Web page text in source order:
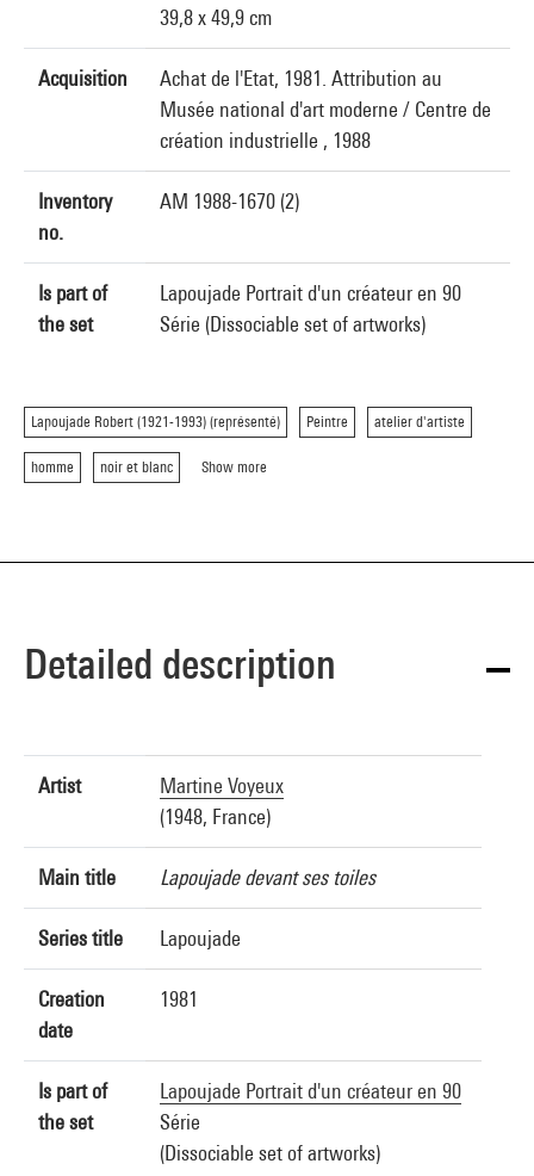
39,8 x 49,9 cm
Acquisition
Achat de l'Etat, 1981. Attribution au
Musée national d'art moderne / Centre de
création industrielle , 1988
Inventory
no.
AM 1988-1670 (2)
Is part of
the set
Lapoujade Portrait d'un créateur en 90
Série (Dissociable set of artworks)
Lapoujade Robert (1921-1993) (représenté) Peintre atelier d'artiste
homme noir et blanc Show more
Detailed description
Artist
Martine Voyeux
(1948, France)
Main title Lapoujade devant ses toiles
Series title Lapoujade
Creation
date
1981
Is part of
the set
Lapoujade Portrait d'un créateur en 90
Série
(Dissociable set of artworks)